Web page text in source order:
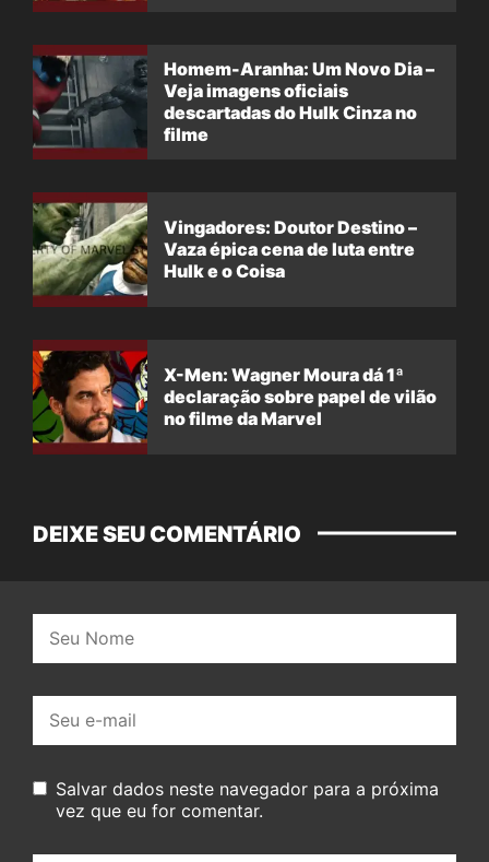
Homem-Aranha: Um Novo Dia –
Veja imagens oficiais
descartadas do Hulk Cinza no
filme
Vingadores: Doutor Destino –
Vaza épica cena de luta entre
Hulk e o Coisa
X-Men: Wagner Moura dá 1ª
declaração sobre papel de vilão
no filme da Marvel
DEIXE SEU COMENTÁRIO
mail:
Salvar dados neste navegador para a próxima
vez que eu for comentar.